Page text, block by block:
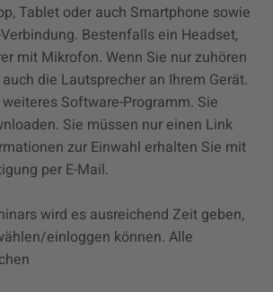
Tablet oder auch Smartphone sowie
Bestenfalls ein Headset,
mit Mikrofon. Wenn Sie nur zuhören
die Lautsprecher an Ihrem Gerät.
Software-Programm. Sie
Sie müssen nur einen Link
zur Einwahl erhalten Sie mit
per E-Mail.
wird es ausreichend Zeit geben,
einloggen können. Alle